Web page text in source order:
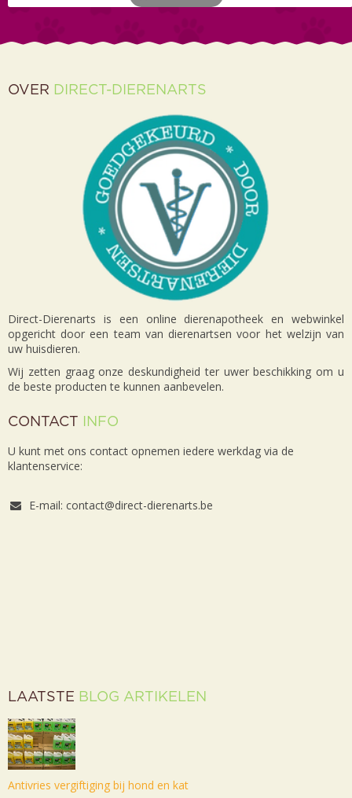
OVER DIRECT-DIERENARTS
Direct-Dierenarts is een online dierenapotheek en webwinkel
opgericht door een team van dierenartsen voor het welzijn van
uw huisdieren.
Wij zetten graag onze deskundigheid ter uwer beschikking om u
de beste producten te kunnen aanbevelen.
CONTACT INFO
U kunt met ons contact opnemen iedere werkdag via de
klantenservice:
E-mail: contact@direct-dierenarts.be
LAATSTE BLOG ARTIKELEN
Antivries vergiftiging bij hond en kat